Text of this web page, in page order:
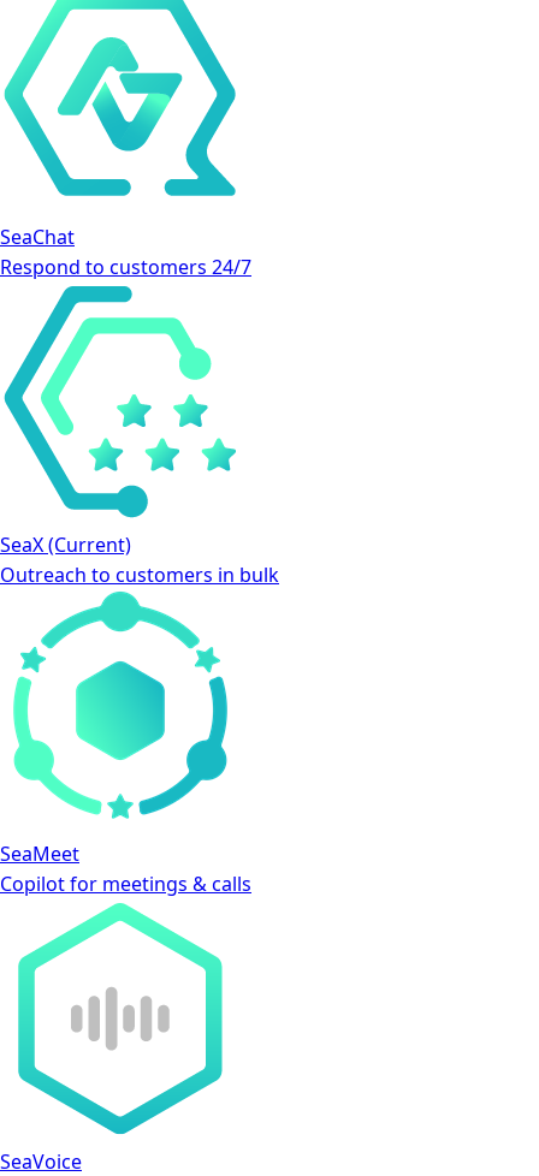
SeaChat
Respond to customers 24/7
SeaX(Current)
Outreach to customers in bulk
SeaMeet
Copilot for meetings & calls
SeaVoice